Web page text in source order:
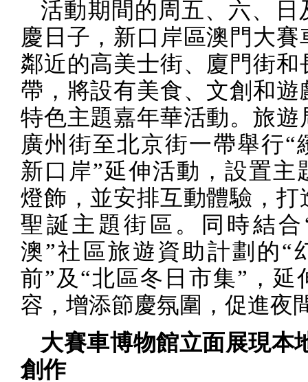
活動期間的周五、六、日
慶日子，新口岸區澳門大賽
鄰近的高美士街、廈門街和
帶，將設有美食、文創和遊
特色主題嘉年華活動。旅遊
廣州街至北京街一帶舉行“
新口岸”延伸活動，設置主
燈飾，並安排互動體驗，打
聖誕主題街區。同時結合
澳”社區旅遊資助計劃的“
前”及“北區冬日市集”，延
容，增添節慶氛圍，促進夜
大賽車博物館立面展現本
創作